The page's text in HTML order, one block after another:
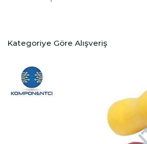
Kategoriye Göre Alışveriş